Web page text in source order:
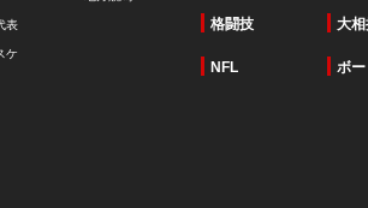
表
ケ
格闘技 大
NFL ボ